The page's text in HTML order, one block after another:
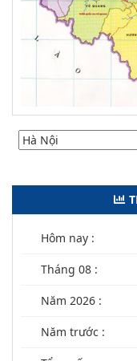
Hôm nay :
Tháng 08 :
Năm 2026 :
Năm trước :